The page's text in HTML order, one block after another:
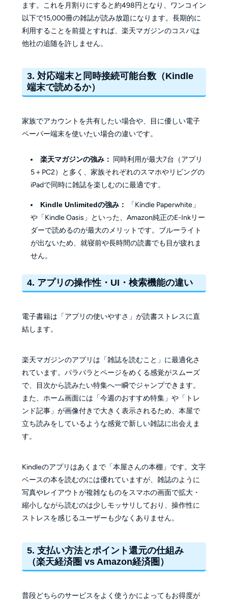
ます。これを月割りにすると約498円となり、ワンコイン
以下で15,000冊の雑誌が読み放題になります。長期的に
利用することを前提とすれば、楽天マガジンのコスパは
他社の追随を許しません。
3. 対応端末と同時接続可能台数（Kindle
端末で読めるか）
家族でアカウントを共有したい場合や、目に優しい電子
ペーパー端末を使いたい場合の違いです。
楽天マガジンの強み： 同時利用が最大7台（アプリ
5＋PC2）と多く、家族それぞれのスマホやリビングの
iPadで同時に雑誌を楽しむのに最適です。
Kindle Unlimitedの強み：
「Kindle Paperwhite」
や「Kindle Oasis」といった、Amazon純正のE-Inkリー
ダーで読めるのが最大のメリットです。ブルーライト
が出ないため、就寝前や長時間の読書でも目が疲れま
せん。
4. アプリの操作性・UI・検索機能の違い
電子書籍は「アプリの使いやすさ」が読書ストレスに直
結します。
楽天マガジンのアプリは「雑誌を読むこと」に最適化さ
れています。パラパラとページをめくる感覚がスムーズ
で、目次から読みたい特集へ一瞬でジャンプできます。
また、ホーム画面には「今週のおすすめ特集」や「トレ
ンド記事」が画像付きで大きく表示されるため、本屋で
立ち読みをしているような感覚で新しい雑誌に出会えま
す。
Kindleのアプリはあくまで「本屋さんの本棚」です。文字
ベースの本を読むのには優れていますが、雑誌のように
写真やレイアウトが複雑なものをスマホの画面で拡大・
縮小しながら読むのは少しモッサリしており、操作性に
ストレスを感じるユーザーも少なくありません。
5. 支払い方法とポイント還元の仕組み
（楽天経済圏 vs Amazon経済圏）
普段どちらのサービスをよく使うかによってもお得度が